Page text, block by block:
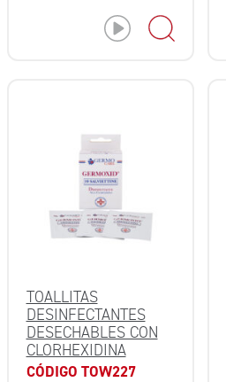
TOALLITAS
DESINFECTANTES
DESECHABLES CON
CLORHEXIDINA
CÓDIGO TOW227